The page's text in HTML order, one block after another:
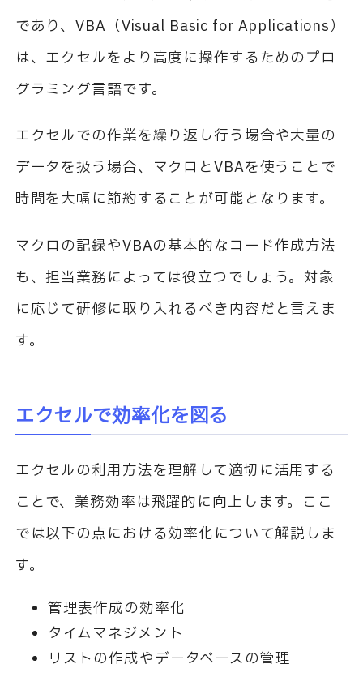
であり、VBA（Visual Basic for Applications）
は、エクセルをより高度に操作するためのプロ
グラミング言語です。
エクセルでの作業を繰り返し行う場合や大量の
データを扱う場合、マクロとVBAを使うことで
時間を大幅に節約することが可能となります。
マクロの記録やVBAの基本的なコード作成方法
も、担当業務によっては役立つでしょう。対象
に応じて研修に取り入れるべき内容だと言えま
す。
エクセルで効率化を図る
エクセルの利用方法を理解して適切に活用する
ことで、業務効率は飛躍的に向上します。ここ
では以下の点における効率化について解説しま
す。
管理表作成の効率化
タイムマネジメント
リストの作成やデータベースの管理